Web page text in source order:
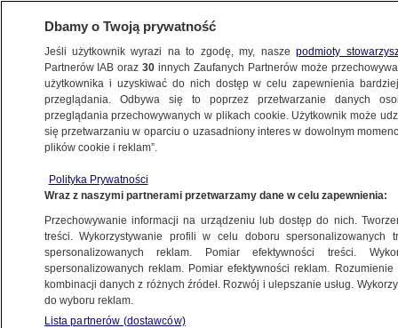
METEO
NAJNOWSZE
pod uwagę, wybierając oczyszczacz
powietrza?
MATERIAŁ PROMOCYJNY
28.02.2018, 15:33
Udostępnij
Dbamy o Twoją prywatność
Jeśli użytkownik wyrazi na to zgodę, my, naszepodmioty
Partnerów IAB oraz30 innych Zaufanych Partnerów może
użytkownika i uzyskiwać do nich dostęp w celu zapewnienia
przeglądania. Odbywa się to poprzez przetwarzanie danych
przeglądania przechowywanych w plikach cookie. Użytkownik może
się przetwarzaniu w oparciu o uzasadniony interes w dowolnym
plików cookie i reklam”.
Polityka Prywatności
Wraz z naszymi partnerami przetwarzamy dane w celu zapewnienia:
Przechowywanie informacji na urządzeniu lub dostęp do nich.
treści. Wykorzystywanie profili w celu doboru spersonalizowanych
spersonalizowanych reklam. Pomiar efektywności treści.
spersonalizowanych reklam. Pomiar efektywności reklam.
kombinacji danych z różnych źródeł. Rozwój i ulepszanie usług.
do wyboru reklam.
Lista partnerów (dostawców)